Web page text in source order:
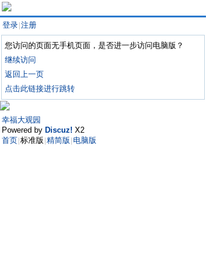
登录 注册
您访问的页面无手机页面，是否进一步访问电脑版？
继续访问
返回上一页
点击此链接进行跳转
幸福大观园
Powered by Discuz! X2
首页 标准版 精简版 电脑版